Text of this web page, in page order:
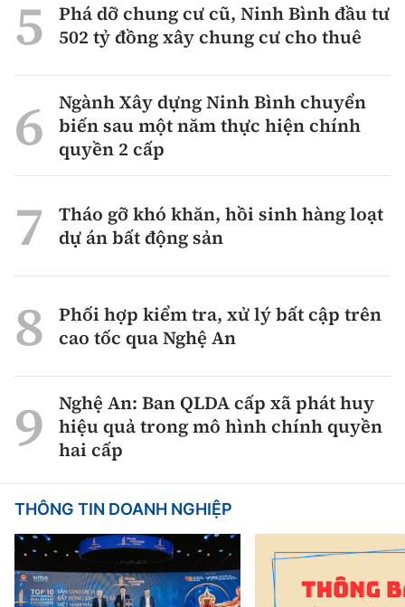
Phá dỡ chung cư cũ, Ninh Bình đầu tư
502 tỷ đồng xây chung cư cho thuê
Ngành Xây dựng Ninh Bình chuyển
biến sau một năm thực hiện chính
quyền 2 cấp
Tháo gỡ khó khăn, hồi sinh hàng loạt
dự án bất động sản
Phối hợp kiểm tra, xử lý bất cập trên
cao tốc qua Nghệ An
Nghệ An: Ban QLDA cấp xã phát huy
hiệu quả trong mô hình chính quyền
hai cấp
THÔNG TIN DOANH NGHIỆP